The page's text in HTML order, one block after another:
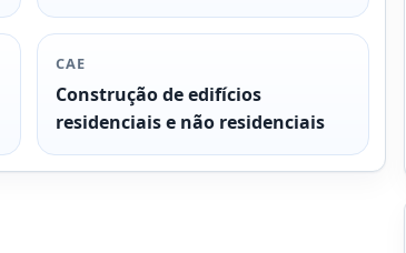
CAE
Construção de edifícios
residenciais e não residenciais